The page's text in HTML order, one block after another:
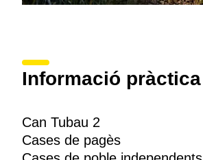
Informació pràctica
Can Tubau 2
Cases de pagès